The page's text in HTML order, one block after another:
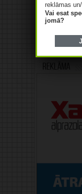
Reklāma
reklāmas
Vai esat
jomā?